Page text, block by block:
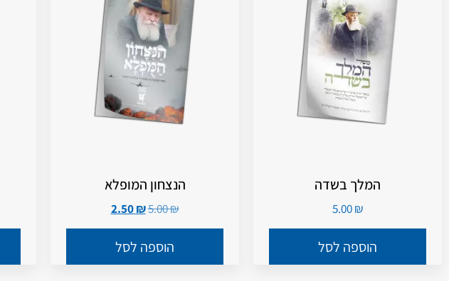
המלך בשדה
₪
5.00
הוספה לסל
הנצחון המופלא
₪
5.00
₪
2.50
הוספה לסל